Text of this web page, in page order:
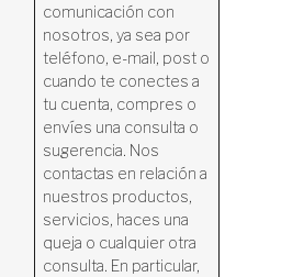
comunicación con
nosotros, ya sea por
teléfono, e-mail, post o
cuando te conectes a
tu cuenta, compres o
envíes una consulta o
sugerencia. Nos
contactas en relación a
nuestros productos,
servicios, haces una
queja o cualquier otra
consulta. En particular,